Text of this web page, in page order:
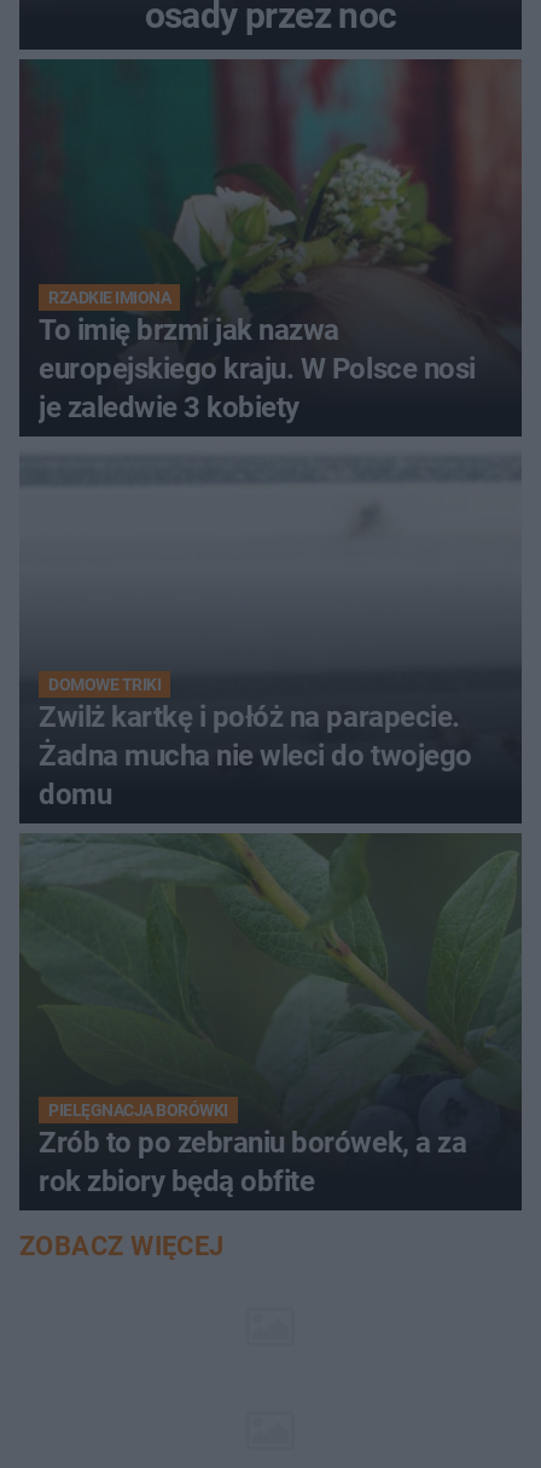
osady przez noc
RZADKIE IMIONA
To imię brzmi jak nazwa
europejskiego kraju. W Polsce nosi
je zaledwie 3 kobiety
DOMOWE TRIKI
Zwilż kartkę i połóż na parapecie.
Żadna mucha nie wleci do twojego
domu
PIELĘGNACJA BORÓWKI
Zrób to po zebraniu borówek, a za
rok zbiory będą obfite
ZOBACZ WIĘCEJ